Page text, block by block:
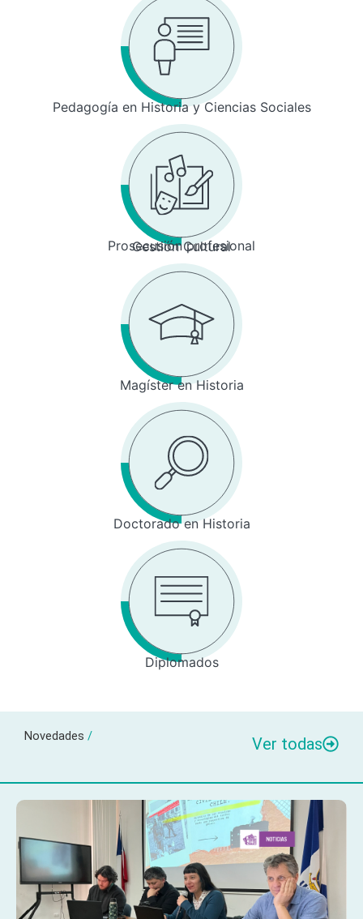
Pedagogía en Historia y Ciencias Sociales
Prosecusión profesional
Gestión Cultural
Magíster en Historia
Doctorado en Historia
Diplomados
Novedades / Ver todas